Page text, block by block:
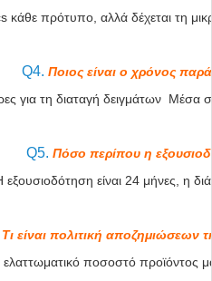
κάθε πρότυπο, αλλά δέχεται τη
Q4. Ποιος είναι ο χρόνος
για τη διαταγή δειγμάτων Μέσα
Q5. Πόσο περίπου η
είναι 24 μήνες, η
Τι είναι πολιτική αποζημιώσεων
ποσοστό προϊόντος